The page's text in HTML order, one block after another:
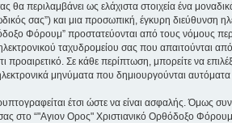
θα περιλαμβάνει ως ελάχιστα στοιχεία ένα
σας”) και μια προσωπική, έγκυρη διεύθυνση
Φόρουμ” προστατεύονται από τους νόμους
ταχυδρομείου σας που απαιτούνται
προαιρετικό. Σε κάθε περίπτωση, μπορείτε να
μηνύματα που δημιουργούνται
έτσι ώστε να είναι ασφαλής. Όμως
στο “"Αγιον Ορος" Χριστιανικό Ορθόδοξο